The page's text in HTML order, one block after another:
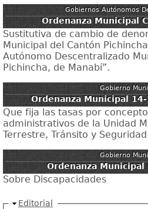
Gobiernos Autónomos
Ordenanza Municipal
Sustitutiva de cambio de
Municipal del Cantón
Autónomo Descentralizado
Pichincha, de Manabí”.
Gobierno
Ordenanza Municipal
Que fija las tasas por
administrativos de la Unidad
Terrestre, Tránsito y
Gobierno
Ordenanza Municipal
Sobre Discapacidades
Ocultar
Editorial